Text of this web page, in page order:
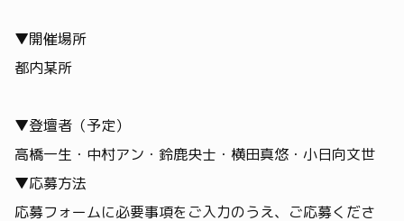
▼開催場所
都内某所
▼登壇者（予定）
高橋一生・中村アン・鈴鹿央士・横田真悠・小日向文世
▼応募方法
応募フォームに必要事項をご入力のうえ、ご応募くださ